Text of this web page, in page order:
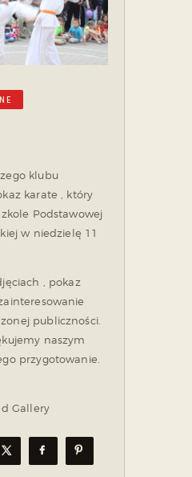
klubu
karate , który
Podstawowej
w niedzielę 11
, pokaz
publiczności.
naszym
przygotowanie.
Gallery